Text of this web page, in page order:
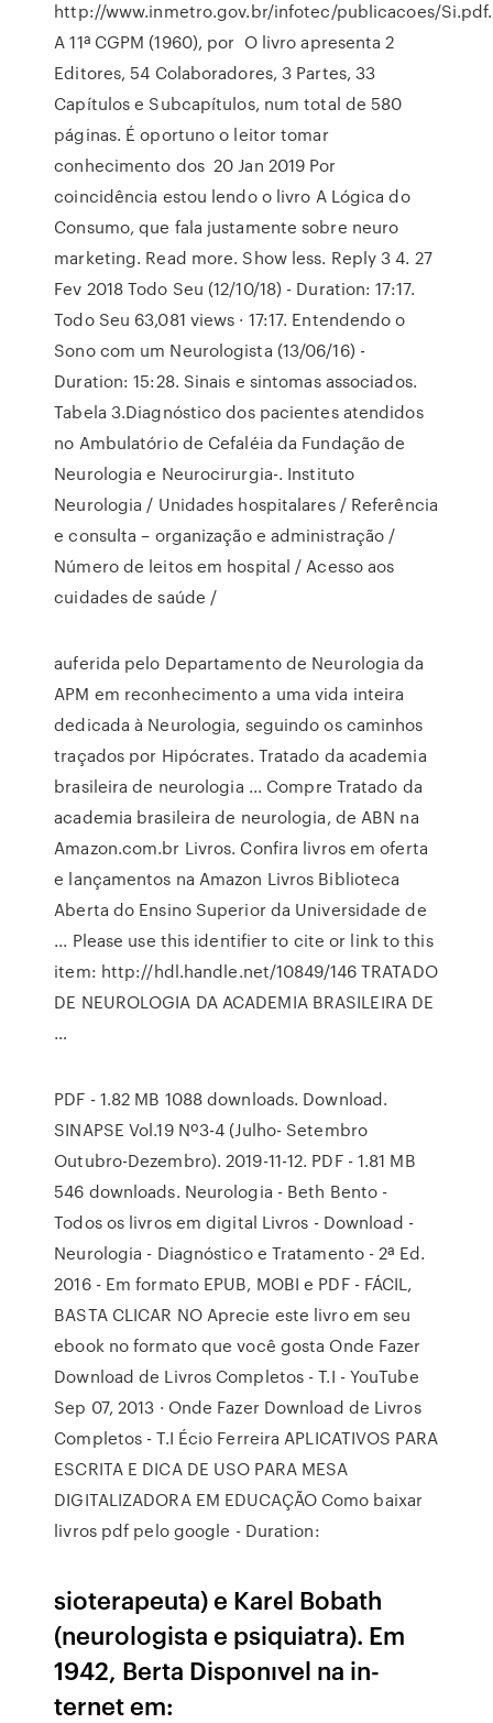
http://www.inmetro.gov.br/infotec/publicacoes/Si.pdf.
A 11ª CGPM (1960), por O livro apresenta 2
Editores, 54 Colaboradores, 3 Partes, 33
Capítulos e Subcapítulos, num total de 580
páginas. É oportuno o leitor tomar
conhecimento dos 20 Jan 2019 Por
coincidência estou lendo o livro A Lógica do
Consumo, que fala justamente sobre neuro
marketing. Read more. Show less. Reply 3 4. 27
Fev 2018 Todo Seu (12/10/18) - Duration: 17:17.
Todo Seu 63,081 views · 17:17. Entendendo o
Sono com um Neurologista (13/06/16) -
Duration: 15:28. Sinais e sintomas associados.
Tabela 3.Diagnóstico dos pacientes atendidos
no Ambulatório de Cefaléia da Fundação de
Neurologia e Neurocirurgia-. Instituto
Neurologia / Unidades hospitalares / Referência
e consulta – organização e administração /
Número de leitos em hospital / Acesso aos
cuidades de saúde /
auferida pelo Departamento de Neurologia da
APM em reconhecimento a uma vida inteira
dedicada à Neurologia, seguindo os caminhos
traçados por Hipócrates. Tratado da academia
brasileira de neurologia ... Compre Tratado da
academia brasileira de neurologia, de ABN na
Amazon.com.br Livros. Confira livros em oferta
e lançamentos na Amazon Livros Biblioteca
Aberta do Ensino Superior da Universidade de
... Please use this identifier to cite or link to this
item: http://hdl.handle.net/10849/146 TRATADO
DE NEUROLOGIA DA ACADEMIA BRASILEIRA DE
…
PDF - 1.82 MB 1088 downloads. Download.
SINAPSE Vol.19 Nº3-4 (Julho- Setembro
Outubro-Dezembro). 2019-11-12. PDF - 1.81 MB
546 downloads. Neurologia - Beth Bento -
Todos os livros em digital Livros - Download -
Neurologia - Diagnóstico e Tratamento - 2ª Ed.
2016 - Em formato EPUB, MOBI e PDF - FÁCIL,
BASTA CLICAR NO Aprecie este livro em seu
ebook no formato que você gosta Onde Fazer
Download de Livros Completos - T.I - YouTube
Sep 07, 2013 · Onde Fazer Download de Livros
Completos - T.I Écio Ferreira APLICATIVOS PARA
ESCRITA E DICA DE USO PARA MESA
DIGITALIZADORA EM EDUCAÇÃO Como baixar
livros pdf pelo google - Duration:
sioterapeuta) e Karel Bobath
(neurologista e psiquiatra). Em
1942, Berta Disponıvel na in-
ternet em: